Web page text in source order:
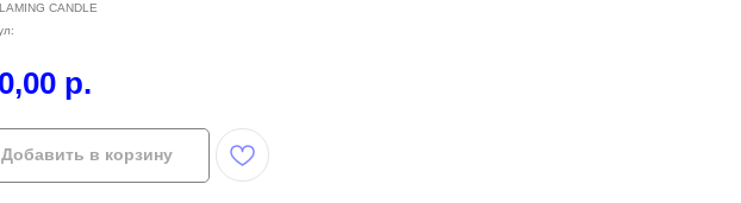
CANDLE
р.
Добавить в корзину